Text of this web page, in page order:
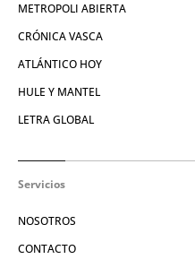
METROPOLI ABIERTA
CRÓNICA VASCA
ATLÁNTICO HOY
HULE Y MANTEL
LETRA GLOBAL
Servicios
NOSOTROS
CONTACTO